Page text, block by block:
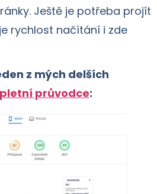
Ještě je potřeba projít
rychlost načítání i zde
z mých delších
průvodce: